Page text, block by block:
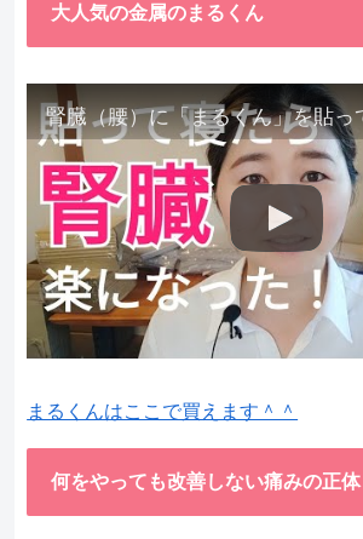
大人気の金属のまるくん
まるくんはここで買えます＾＾
何をやっても改善しない痛みの正体